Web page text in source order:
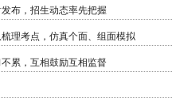
布，招生动态率先把握
理考点，仿真个面、组面模拟
累，互相鼓励互相监督